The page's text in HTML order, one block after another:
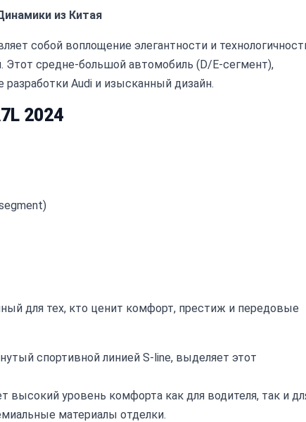
из Китая
собой воплощение элегантности и
Этот средне-большой автомобиль (D/E-сегмент),
Audi и изысканный дизайн.
2024
для тех, кто ценит комфорт, престиж и передовые
спортивной линией S-line, выделяет этот
высокий уровень комфорта как для водителя, так и
материалы отделки.